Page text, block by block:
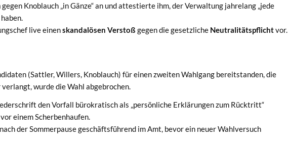
Knoblauch „in Gänze“ an und attestierte ihm, der Verwaltung jahrelang „jede
live einenskandalösen Verstoß gegen die gesetzliche Neutralitätspflichtvor.
(Sattler, Willers, Knoblauch) für einen zweiten Wahlgang bereitstanden, die
wurde die Wahl abgebrochen.
den Vorfall bürokratisch als „persönliche Erklärungen zum Rücktritt“
einem Scherbenhaufen.
der Sommerpause geschäftsführend im Amt, bevor ein neuer Wahlversuch